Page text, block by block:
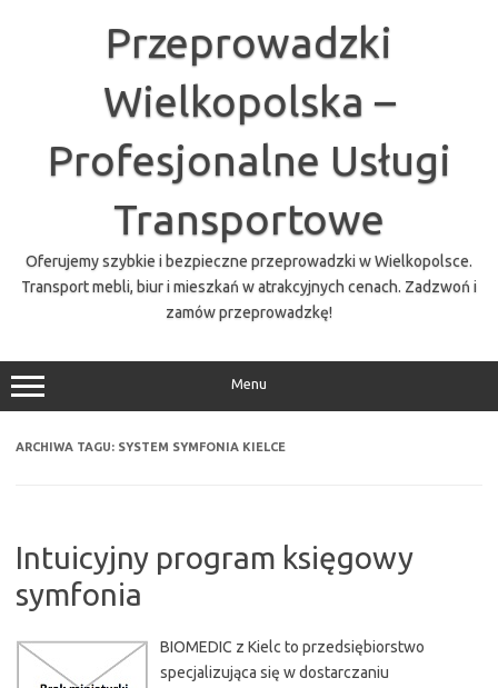
Przeprowadzki
Wielkopolska –
Profesjonalne Usługi
Transportowe
Oferujemy szybkie i bezpieczne przeprowadzki w Wielkopolsce.
Transport mebli, biur i mieszkań w atrakcyjnych cenach. Zadzwoń i
zamów przeprowadzkę!
Menu
ARCHIWA TAGU: SYSTEM SYMFONIA KIELCE
Intuicyjny program księgowy
symfonia
BIOMEDIC z Kielc to przedsiębiorstwo
specjalizująca się w dostarczaniu